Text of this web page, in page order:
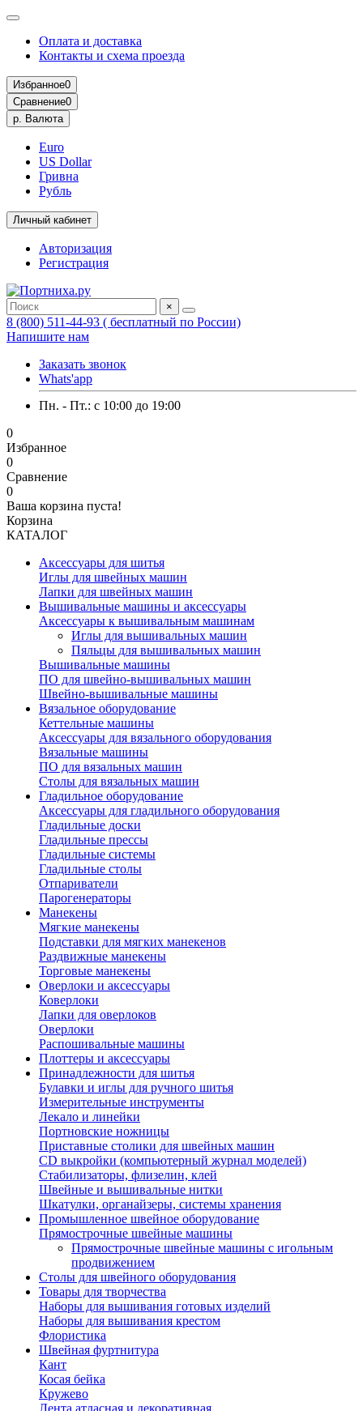
Оплата и доставка
Контакты и схема проезда
Избранное0
Сравнение0
р. Валюта
Euro
US Dollar
Гривна
Рубль
Личный кабинет
Авторизация
Регистрация
×
8 (800) 511-44-93 ( бесплатный по России)
Напишите нам
Заказать звонок
Whats'app
Пн. - Пт.: c 10:00 до 19:00
0
Избранное
0
Сравнение
0
Ваша корзина пуста!
Корзина
КАТАЛОГ
Аксессуары для шитья
Иглы для швейных машин
Лапки для швейных машин
Вышивальные машины и аксессуары
Аксессуары к вышивальным машинам
Иглы для вышивальных машин
Пяльцы для вышивальных машин
Вышивальные машины
ПО для швейно-вышивальных машин
Швейно-вышивальные машины
Вязальное оборудование
Кеттельные машины
Аксессуары для вязального оборудования
Вязальные машины
ПО для вязальных машин
Столы для вязальных машин
Гладильное оборудование
Аксессуары для гладильного оборудования
Гладильные доски
Гладильные прессы
Гладильные системы
Гладильные столы
Отпариватели
Парогенераторы
Манекены
Мягкие манекены
Подставки для мягких манекенов
Раздвижные манекены
Торговые манекены
Оверлоки и аксессуары
Коверлоки
Лапки для оверлоков
Оверлоки
Распошивальные машины
Плоттеры и аксессуары
Принадлежности для шитья
Булавки и иглы для ручного шитья
Измерительные инструменты
Лекало и линейки
Портновские ножницы
Приставные столики для швейных машин
СD выкройки (компьютерный журнал моделей)
Стабилизаторы, флизелин, клей
Швейные и вышивальные нитки
Шкатулки, органайзеры, системы хранения
Промышленное швейное оборудование
Прямострочные швейные машины
Прямострочные швейные машины с игольным
продвижением
Столы для швейного оборудования
Товары для творчества
Наборы для вышивания готовых изделий
Наборы для вышивания крестом
Флористика
Швейная фуртнитура
Кант
Косая бейка
Кружево
Лента aтласная и декоративная